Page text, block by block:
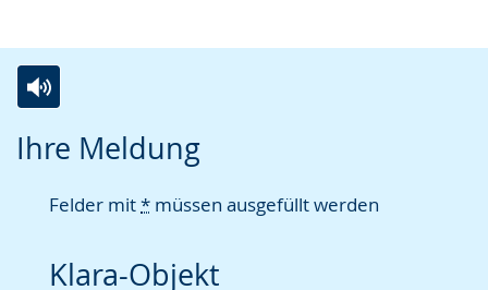
Ihre Meldung
Felder mit* müssen ausgefüllt werden
Klara-Objekt
Leichten
wechseln.
Audio-
Video
Deutscher
wird